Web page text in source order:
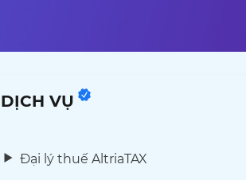
DỊCH VỤ
Đại lý thuế AltriaTAX